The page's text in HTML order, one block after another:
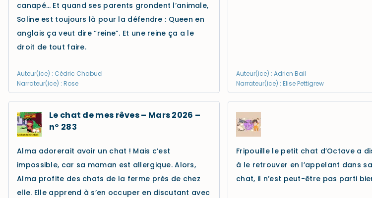
canapé… Et quand ses parents grondent l’animale,
Soline est toujours là pour la défendre : Queen en
anglais ça veut dire “reine”. Et une reine ça a le
droit de tout faire.
Auteur(ice) : Cédric Chabuel
Narrateur(ice) : Rose
Auteur(ice) : Adrien Bail
Narrateur(ice) : Elise Pettigrew
Le chat de mes rêves – Mars 2026 –
n° 283
Alma adorerait avoir un chat ! Mais c’est
impossible, car sa maman est allergique. Alors,
Alma profite des chats de la ferme près de chez
elle. Elle apprend à s’en occuper en discutant avec
Fripouille le petit chat d’Octave a
à le retrouver en l’appelant dans
chat, il n’est peut-être pas parti